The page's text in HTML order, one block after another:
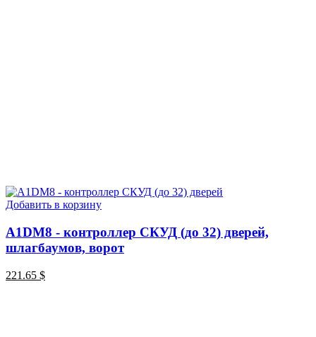
Добавить в корзину
A1DM8 - контроллер СКУД (до 32) дверей,
шлагбаумов, ворот
221.65 $